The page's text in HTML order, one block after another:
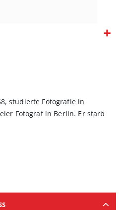
studierte Fotografie in
Fotograf in Berlin. Er starb